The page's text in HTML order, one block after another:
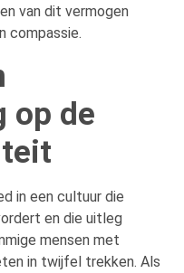
van dit vermogen
compassie.
op de
in een cultuur die
en die uitleg
mensen met
in twijfel trekken. Als